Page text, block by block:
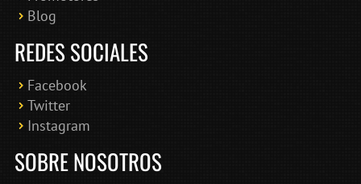
Blog
REDES SOCIALES
Facebook
Twitter
Instagram
SOBRE NOSOTROS